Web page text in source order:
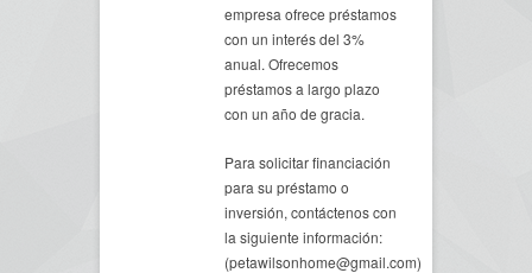
empresa ofrece préstamos
con un interés del 3%
anual. Ofrecemos
préstamos a largo plazo
con un año de gracia.
Para solicitar financiación
para su préstamo o
inversión, contáctenos con
la siguiente información:
(petawilsonhome@gmail.com)